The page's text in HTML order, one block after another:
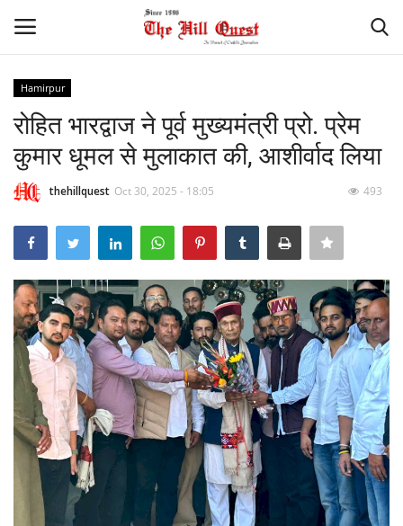
Home
Contact
National
Himachal
Sports
Gallery
Enquiry
Hamirpur
रोहित भारद्वाज ने पूर्व मुख्यमंत्री प्रो. प्रेम
कुमार धूमल से मुलाकात की, आशीर्वाद लिया
thehillquest Oct 30, 2025 - 18:05 493